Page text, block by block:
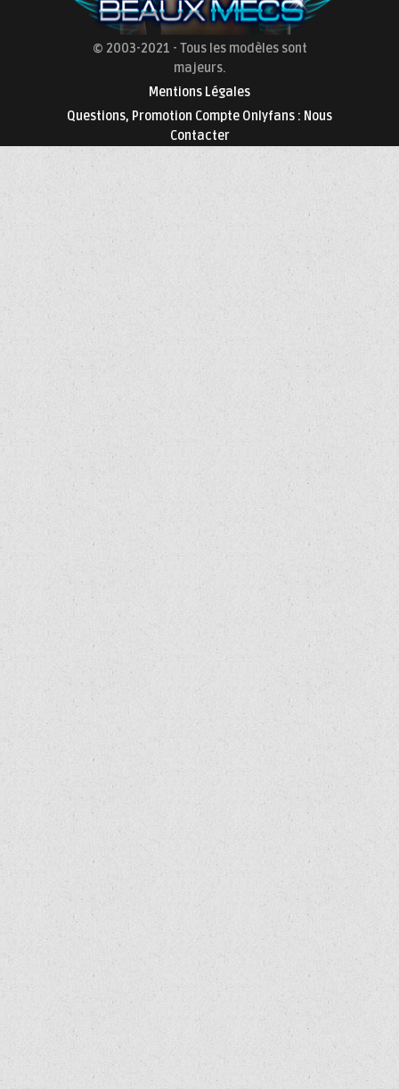
© 2003-2021 - Tous les modèles sont
majeurs.
Mentions Légales
Questions, Promotion Compte Onlyfans : Nous
Contacter